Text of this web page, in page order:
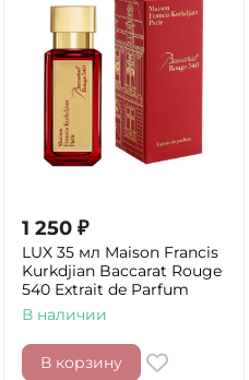
1 250 ₽
LUX 35 мл Maison Francis
Kurkdjian Baccarat Rouge
540 Extrait de Parfum
В наличии
В корзину